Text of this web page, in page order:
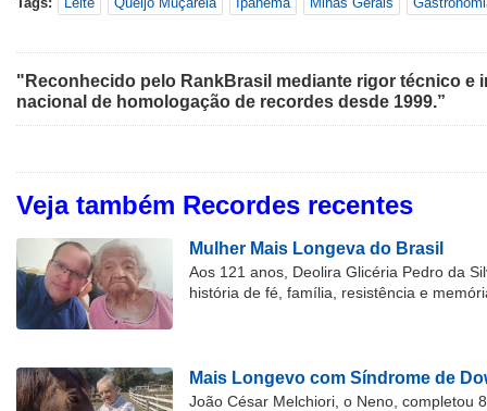
"Reconhecido pelo RankBrasil mediante rigor técnico e
nacional de homologação de recordes desde 1999.”
Veja também Recordes recentes
Mulher Mais Longeva do Brasil
Aos 121 anos, Deolira Glicéria Pedro da
história de fé, família, resistência e
Mais Longevo com Síndrome de
João César Melchiori, o Neno, completou